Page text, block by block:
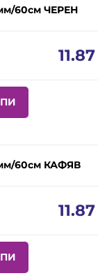
60см ЧЕРЕН
11.87
60см КАФЯВ
11.87